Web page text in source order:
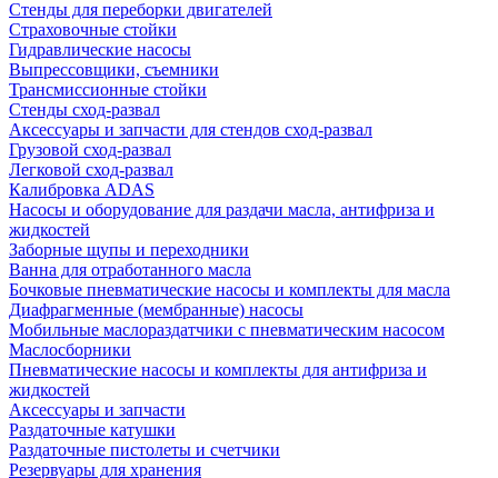
Стенды для переборки двигателей
Страховочные стойки
Гидравлические насосы
Выпрессовщики, съемники
Трансмиссионные стойки
Стенды сход-развал
Аксессуары и запчасти для стендов сход-развал
Грузовой сход-развал
Легковой сход-развал
Калибровка ADAS
Насосы и оборудование для раздачи масла, антифриза и
жидкостей
Заборные щупы и переходники
Ванна для отработанного масла
Бочковые пневматические насосы и комплекты для масла
Диафрагменные (мембранные) насосы
Мобильные маслораздатчики с пневматическим насосом
Маслосборники
Пневматические насосы и комплекты для антифриза и
жидкостей
Аксессуары и запчасти
Раздаточные катушки
Раздаточные пистолеты и счетчики
Резервуары для хранения